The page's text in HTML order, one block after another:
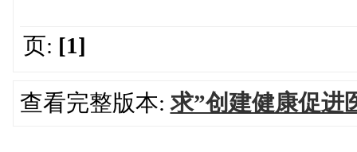
页: [1]
查看完整版本:求”创建健康促进